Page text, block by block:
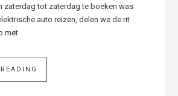
zaterdag tot zaterdag te boeken was
auto reizen, delen we de rit
met